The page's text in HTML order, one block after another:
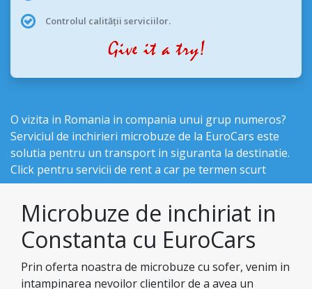
Controlul calității serviciilor.
O vizita in Romania in compania unui grup numeros?
Serviciul de inchirieri microbuze de la EuroCars este
solutia pentru un transport in siguranta la destinatie.
Click pentru servicii de rent a car pe termen scurt
Microbuze de inchiriat in
Constanta cu EuroCars
Prin oferta noastra de microbuze cu sofer, venim in
intampinarea nevoilor clientilor de a avea un